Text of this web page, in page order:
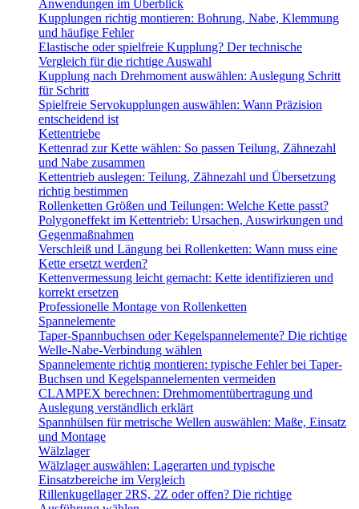
Anwendungen im Überblick
Kupplungen richtig montieren: Bohrung, Nabe, Klemmung
und häufige Fehler
Elastische oder spielfreie Kupplung? Der technische
Vergleich für die richtige Auswahl
Kupplung nach Drehmoment auswählen: Auslegung Schritt
für Schritt
Spielfreie Servokupplungen auswählen: Wann Präzision
entscheidend ist
Kettentriebe
Kettenrad zur Kette wählen: So passen Teilung, Zähnezahl
und Nabe zusammen
Kettentrieb auslegen: Teilung, Zähnezahl und Übersetzung
richtig bestimmen
Rollenketten Größen und Teilungen: Welche Kette passt?
Polygoneffekt im Kettentrieb: Ursachen, Auswirkungen und
Gegenmaßnahmen
Verschleiß und Längung bei Rollenketten: Wann muss eine
Kette ersetzt werden?
Kettenvermessung leicht gemacht: Kette identifizieren und
korrekt ersetzen
Professionelle Montage von Rollenketten
Spannelemente
Taper-Spannbuchsen oder Kegelspannelemente? Die richtige
Welle-Nabe-Verbindung wählen
Spannelemente richtig montieren: typische Fehler bei Taper-
Buchsen und Kegelspannelementen vermeiden
CLAMPEX berechnen: Drehmomentübertragung und
Auslegung verständlich erklärt
Spannhülsen für metrische Wellen auswählen: Maße, Einsatz
und Montage
Wälzlager
Wälzlager auswählen: Lagerarten und typische
Einsatzbereiche im Vergleich
Rillenkugellager 2RS, 2Z oder offen? Die richtige